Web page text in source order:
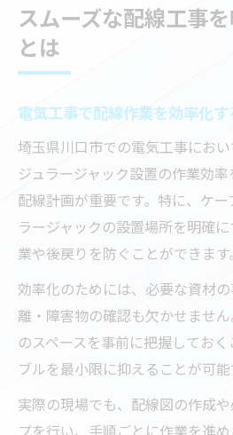
スムーズな配線工事
とは
電気工事で配線作業を効率化
埼玉県川口市での電気工事にお
ジュラージャック設置の作業効
配線計画が重要です。特に、ケ
ラージャックの設置場所を明確
業や後戻りを防ぐことができます。
効率化のためには、必要な資材
離・障害物の確認も欠かせませ
のスペースを事前に把握してお
ブルを最小限に抑えることが可能
実際の現場でも、配線図の作成
プを行い、手順ごとに作業を進